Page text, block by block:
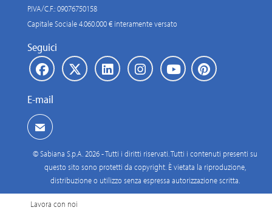
P.IVA/C.F.: 09076750158
Capitale Sociale 4.060.000 € interamente versato
Seguici
E-mail
© Sabiana S.p.A. 2026 - Tutti i diritti riservati. Tutti i contenuti presenti su
questo sito sono protetti da copyright. È vietata la riproduzione,
distribuzione o utilizzo senza espressa autorizzazione scritta.
Lavora con noi